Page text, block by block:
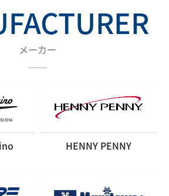
メーカー
HENNY PENNY